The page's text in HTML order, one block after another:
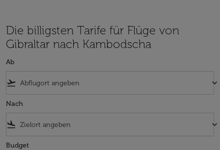
Die billigsten Tarife für Flüge von
Gibraltar nach Kambodscha
Ab
flight_takeoff keyboard_arrow_down
Nach
flight_land keyboard_arrow_down
Budget